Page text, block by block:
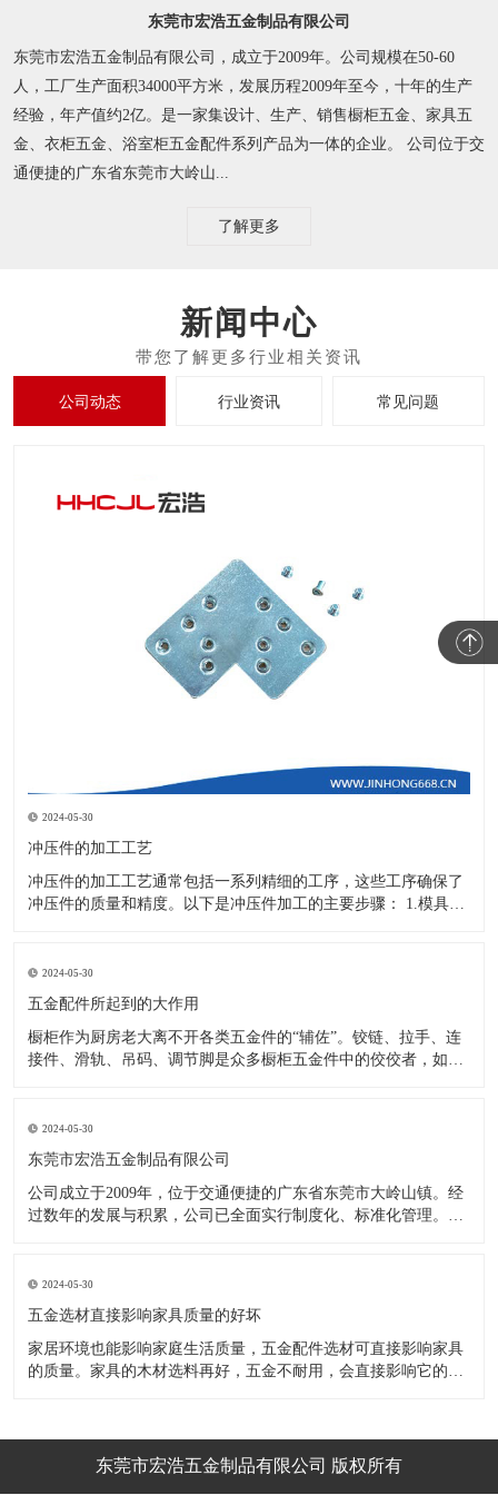
东莞市宏浩五金制品有限公司
东莞市宏浩五金制品有限公司，成立于2009年。公司规模在50-60
人，工厂生产面积34000平方米，发展历程2009年至今，十年的生产
经验，年产值约2亿。是一家集设计、生产、销售橱柜五金、家具五
金、衣柜五金、浴室柜五金配件系列产品为一体的企业。 公司位于交
通便捷的广东省东莞市大岭山...
了解更多
新闻中心
公司动态 行业资讯 常见问题
2024-05-30
冲压件的加工工艺
冲压件的加工工艺通常包括一系列精细的工序，这些工序确保了
冲压件的质量和精度。以下是冲压件加工的主要步骤： 1.模具设
开料与落料：在图纸上标注尺寸后，根据图纸要求选择合适的板
材。然
2024-05-30
五金配件所起到的大作用
橱柜作为厨房老大离不开各类五金件的“辅佐”。铰链、拉手、连
接件、滑轨、吊码、调节脚是众多橱柜五金件中的佼佼者，如果
调节脚，橱柜就像得了“软骨症”，站都站不直……五花八门的橱
柜五金件好
2024-05-30
东莞市宏浩五金制品有限公司
公司成立于2009年，位于交通便捷的广东省东莞市大岭山镇。经
过数年的发展与积累，公司已全面实行制度化、标准化管理。从
的改造创新，设计制造了一系列更加新颖、美观、更具时代潮流
的新
2024-05-30
五金选材直接影响家具质量的好坏
家居环境也能影响家庭生活质量，五金配件选材可直接影响家具
的质量。家具的木材选料再好，五金不耐用，会直接影响它的使
金、铝合金等。不同五金的加工工艺不同：钳工、表面涂覆处
理、焊接、机械加东莞市宏浩五金制品有限公司 版权所有